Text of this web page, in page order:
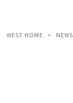
WEST HOME > NEWS